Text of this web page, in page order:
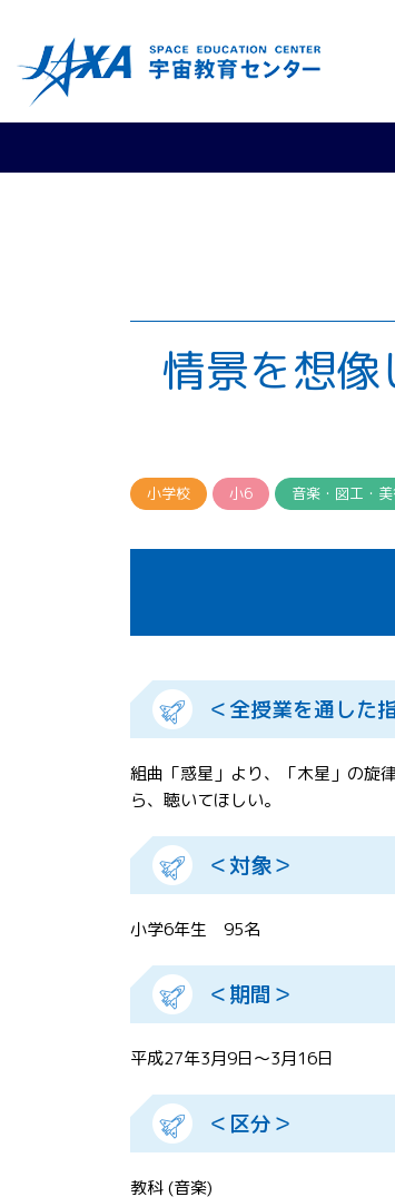
情景を想像
小学校 小6 音楽・図工・
＜全授業を通した
組曲「惑星」より、「木星」の旋
ら、聴いてほしい。
＜対象＞
小学6年生 95名
＜期間＞
平成27年3月9日～3月16日
＜区分＞
教科 (音楽)